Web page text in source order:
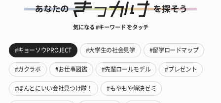
気になる #キーワード をタッチ
#キョーソウPROJECT #大学生の社会見学 #留学ロードマップ
#ガクラボ #お仕事図鑑 #先輩ロールモデル #プレゼント
#ほんとにいい会社見つけ隊！ #もやもや解決ゼミ